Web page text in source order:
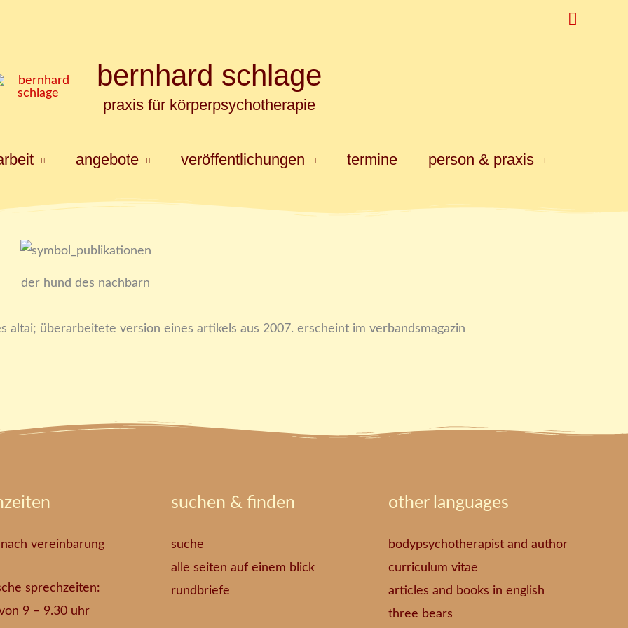
Suchen
bernhard schlage
praxis für körperpsychotherapie
angebote veröffentlichungen termine person & praxis
der hund des nachbarn
altai; überarbeitete version eines artikels aus 2007. erscheint im verbandsmagazin
vereinbarung
sprechzeiten:
9 – 9.30 uhr
suchen & finden
suche
alle seiten auf einem blick
rundbriefe
other languages
bodypsychotherapist and author
curriculum vitae
articles and books in english
three bears